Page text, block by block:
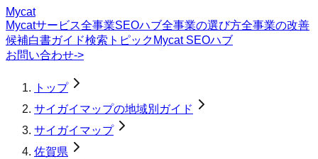
Mycat
Mycatサービス全事業SEOハブ全事業の選び方全事業の改善
候補白書ガイド検索トピック Mycat SEOハブ
お問い合わせ->
トップ
サイガイマップの地域別ガイド
サイガイマップ
佐賀県